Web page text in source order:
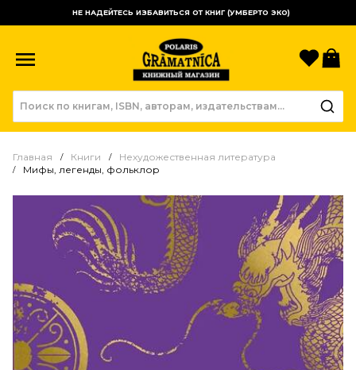
НЕ НАДЕЙТЕСЬ ИЗБАВИТЬСЯ ОТ КНИГ (УМБЕРТО ЭКО)
Главная Книги
Нехудожественная литература
Мифы, легенды, фольклор